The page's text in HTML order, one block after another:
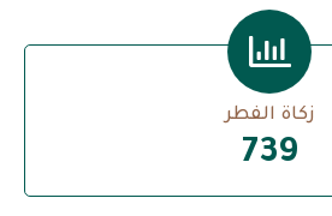
747
زكاة الفطر